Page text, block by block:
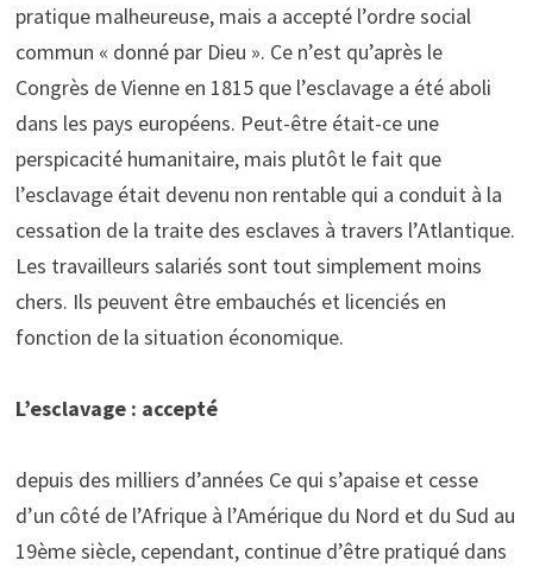
pratique malheureuse, mais a accepté l’ordre social
commun « donné par Dieu ». Ce n’est qu’après le
Congrès de Vienne en 1815 que l’esclavage a été aboli
dans les pays européens. Peut-être était-ce une
perspicacité humanitaire, mais plutôt le fait que
l’esclavage était devenu non rentable qui a conduit à la
cessation de la traite des esclaves à travers l’Atlantique.
Les travailleurs salariés sont tout simplement moins
chers. Ils peuvent être embauchés et licenciés en
fonction de la situation économique.
L’esclavage : accepté
depuis des milliers d’années Ce qui s’apaise et cesse
d’un côté de l’Afrique à l’Amérique du Nord et du Sud au
19ème siècle, cependant, continue d’être pratiqué dans